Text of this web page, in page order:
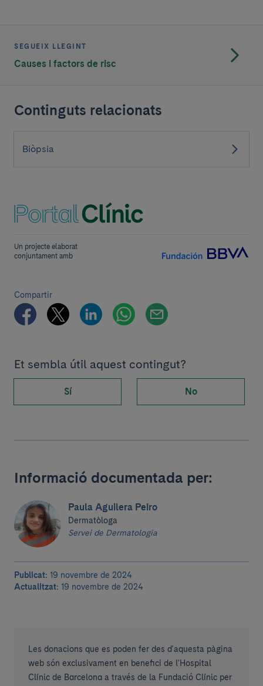
SEGUEIX LLEGINT
Causes i factors de risc
Continguts relacionats
Biòpsia
Un projecte elaborat
conjuntament amb
Compartir
Et sembla útil aquest contingut?
Sí No
Informació documentada per:
Paula Aguilera Peiro
Dermatòloga
Servei de Dermatologia
Publicat: 19 novembre de 2024
Actualitzat: 19 novembre de 2024
Les donacions que es poden fer des d'aquesta pàgina
web són exclusivament en benefici de l'Hospital
Clínic de Barcelona a través de la Fundació Clínic per